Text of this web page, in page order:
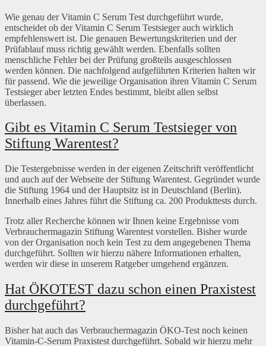
Wie genau der Vitamin C Serum Test durchgeführt wurde,
entscheidet ob der Vitamin C Serum Testsieger auch wirklich
empfehlenswert ist. Die genauen Bewertungskriterien und der
Prüfablauf muss richtig gewählt werden. Ebenfalls sollten
menschliche Fehler bei der Prüfung großteils ausgeschlossen
werden können. Die nachfolgend aufgeführten Kriterien halten wir
für passend. Wie die jeweilige Organisation ihren Vitamin C Serum
Testsieger aber letzten Endes bestimmt, bleibt allen selbst
überlassen.
Gibt es Vitamin C Serum Testsieger von
Stiftung Warentest?
Die Testergebnisse werden in der eigenen Zeitschrift veröffentlicht
und auch auf der Webseite der Stiftung Warentest. Gegründet wurde
die Stiftung 1964 und der Hauptsitz ist in Deutschland (Berlin).
Innerhalb eines Jahres führt die Stiftung ca. 200 Produkttests durch.
Trotz aller Recherche können wir Ihnen keine Ergebnisse vom
Verbrauchermagazin Stiftung Warentest vorstellen. Bisher wurde
von der Organisation noch kein Test zu dem angegebenen Thema
durchgeführt. Sollten wir hierzu nähere Informationen erhalten,
werden wir diese in unserem Ratgeber umgehend ergänzen.
Hat ÖKOTEST dazu schon einen Praxistest
durchgeführt?
Bisher hat auch das Verbrauchermagazin ÖKO-Test noch keinen
Vitamin-C-Serum Praxistest durchgeführt. Sobald wir hierzu mehr